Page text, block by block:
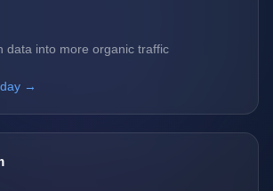
data into more organic traffic
→